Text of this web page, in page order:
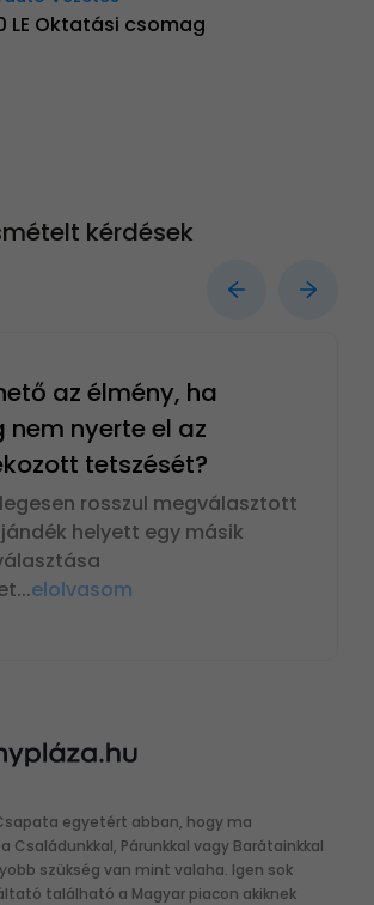
LE Oktatási csomag
kérdések
az élmény, ha
nem nyerte el az
tetszését?
rosszul megválasztott
helyett egy másik
...elolvasom
egyetért abban, hogy ma
Családunkkal, Párunkkal vagy Barátainkkal
szükség van mint valaha. Igen sok
található a Magyar piacon akiknek